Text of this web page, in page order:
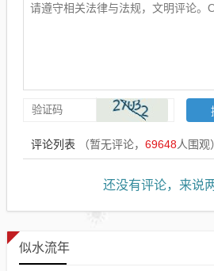
评论列表 （暂无评论， 69648人围观）
还没有评论，来说
似水流年